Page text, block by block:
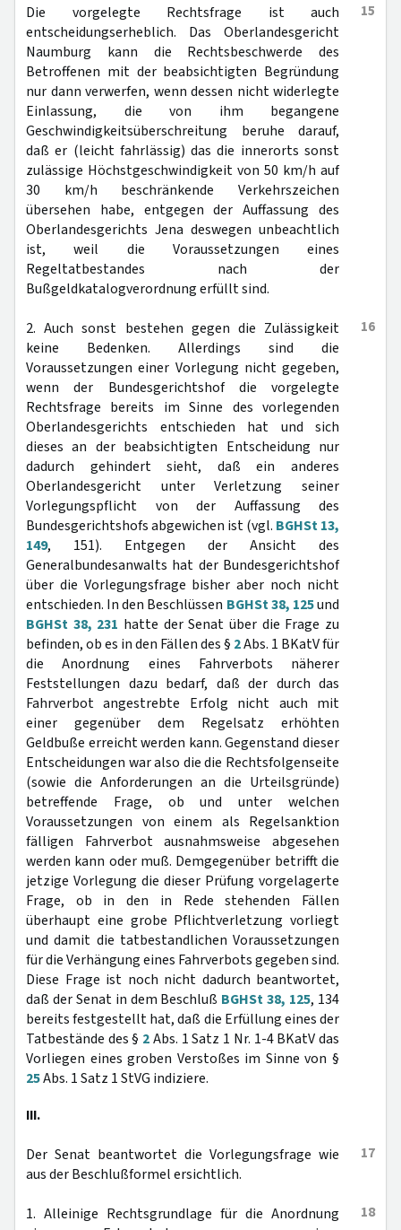
15
Die vorgelegte Rechtsfrage ist auch
entscheidungserheblich. Das Oberlandesgericht
Naumburg kann die Rechtsbeschwerde des
Betroffenen mit der beabsichtigten Begründung
nur dann verwerfen, wenn dessen nicht widerlegte
Einlassung, die von ihm begangene
Geschwindigkeitsüberschreitung beruhe darauf,
daß er (leicht fahrlässig) das die innerorts sonst
zulässige Höchstgeschwindigkeit von 50 km/h auf
30 km/h beschränkende Verkehrszeichen
übersehen habe, entgegen der Auffassung des
Oberlandesgerichts Jena deswegen unbeachtlich
ist, weil die Voraussetzungen eines
Regeltatbestandes nach der
Bußgeldkatalogverordnung erfüllt sind.
16
2. Auch sonst bestehen gegen die Zulässigkeit
keine Bedenken. Allerdings sind die
Voraussetzungen einer Vorlegung nicht gegeben,
wenn der Bundesgerichtshof die vorgelegte
Rechtsfrage bereits im Sinne des vorlegenden
Oberlandesgerichts entschieden hat und sich
dieses an der beabsichtigten Entscheidung nur
dadurch gehindert sieht, daß ein anderes
Oberlandesgericht unter Verletzung seiner
Vorlegungspflicht von der Auffassung des
Bundesgerichtshofs abgewichen ist (vgl. BGHSt 13,
149, 151). Entgegen der Ansicht des
Generalbundesanwalts hat der Bundesgerichtshof
über die Vorlegungsfrage bisher aber noch nicht
entschieden. In den Beschlüssen BGHSt 38, 125und
BGHSt 38, 231 hatte der Senat über die Frage zu
befinden, ob es in den Fällen des § 2Abs. 1 BKatV für
die Anordnung eines Fahrverbots näherer
Feststellungen dazu bedarf, daß der durch das
Fahrverbot angestrebte Erfolg nicht auch mit
einer gegenüber dem Regelsatz erhöhten
Geldbuße erreicht werden kann. Gegenstand dieser
Entscheidungen war also die die Rechtsfolgenseite
(sowie die Anforderungen an die Urteilsgründe)
betreffende Frage, ob und unter welchen
Voraussetzungen von einem als Regelsanktion
fälligen Fahrverbot ausnahmsweise abgesehen
werden kann oder muß. Demgegenüber betrifft die
jetzige Vorlegung die dieser Prüfung vorgelagerte
Frage, ob in den in Rede stehenden Fällen
überhaupt eine grobe Pflichtverletzung vorliegt
und damit die tatbestandlichen Voraussetzungen
für die Verhängung eines Fahrverbots gegeben sind.
Diese Frage ist noch nicht dadurch beantwortet,
daß der Senat in dem Beschluß BGHSt 38, 125, 134
bereits festgestellt hat, daß die Erfüllung eines der
Tatbestände des § 2Abs. 1 Satz 1 Nr. 1-4 BKatV das
Vorliegen eines groben Verstoßes im Sinne von §
25Abs. 1 Satz 1 StVG indiziere.
III.
17
Der Senat beantwortet die Vorlegungsfrage wie
aus der Beschlußformel ersichtlich.
18
1. Alleinige Rechtsgrundlage für die Anordnung